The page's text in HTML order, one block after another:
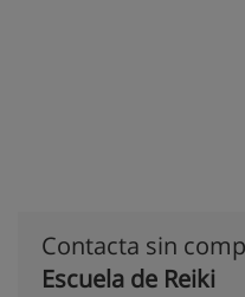
Contacta sin
Escuela de Reiki